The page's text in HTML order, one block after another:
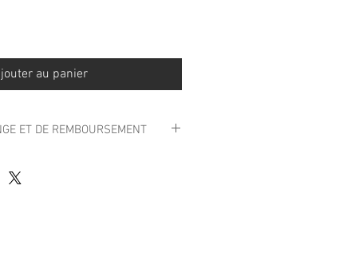
au panier
ET DE REMBOURSEMENT
ou crédit ne sera accordé.